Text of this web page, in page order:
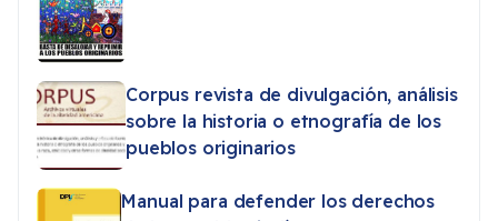
Corpus revista de divulgación, análisis
sobre la historia o etnografía de los
pueblos originarios
Manual para defender los derechos